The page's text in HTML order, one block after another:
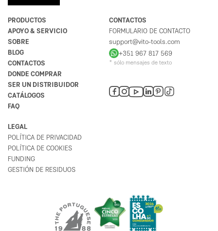
PRODUCTOS
APOYO & SERVICIO
SOBRE
BLOG
CONTACTOS
DONDE COMPRAR
SER UN DISTRIBUIDOR
CATÁLOGOS
FAQ
CONTACTOS
FORMULARIO DE CONTACTO
support@vito-tools.com
+351 967 817 569
* sólo mensajes de texto
LEGAL
POLÍTICA DE PRIVACIDAD
POLÍTICA DE COOKIES
FUNDING
GESTIÓN DE RESIDUOS